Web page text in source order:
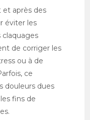
et après des
éviter les
claquages
de corriger les
ou à de
ce
douleurs dues
fins de